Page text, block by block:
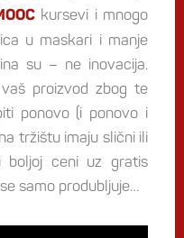
kursevi i mnogo
u maskari i manje
su – ne inovacija.
proizvod zbog te
ponovo (i ponovo i
tržištu imaju slični ili
boljoj ceni uz gratis
samo produbljuje…